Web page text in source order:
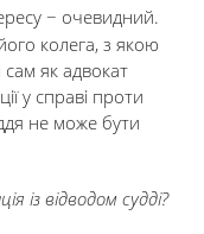
− очевидний.
колега, з якою
сам як адвокат
у справі проти
не може бути
із відводом судді?